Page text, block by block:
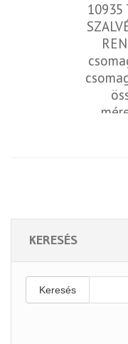
10935
KERESÉS
Keresés